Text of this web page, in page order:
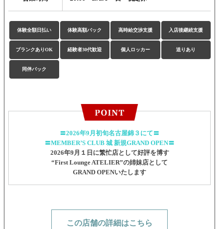
体験全額日払い 体験高額バック 高時給交渉支援 入店後継続支援
ブランクありOK 経験者30代歓迎 個人ロッカー 送りあり
同伴バック
〓2026年9月初旬名古屋錦３にて〓
〓MEMBER’S CLUB 城 新規GRAND OPEN〓
2026年9月１日に繁忙店として好評を博す
“First Lounge ATELIER”の姉妹店として
GRAND OPENいたします
この店舗の詳細はこちら